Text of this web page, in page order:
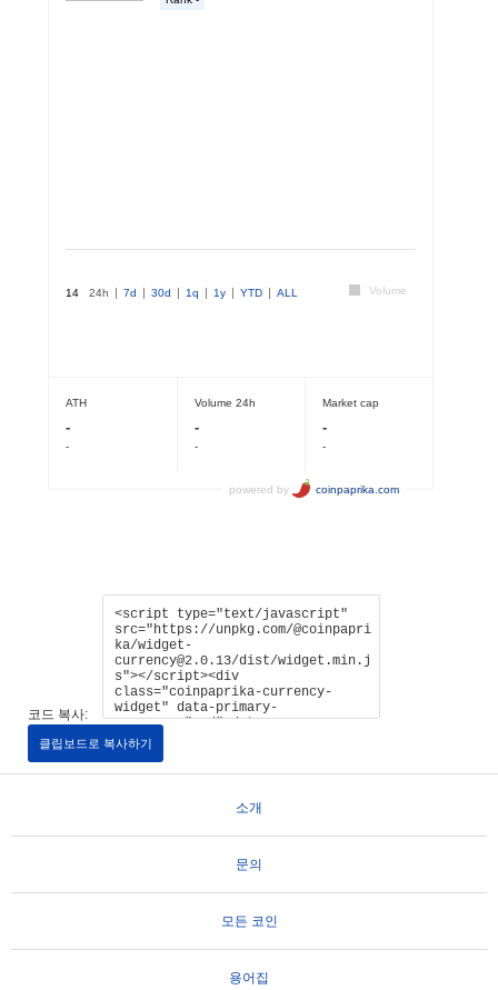
코드 복사:
클립보드로 복사하기
소개
문의
모든 코인
용어집